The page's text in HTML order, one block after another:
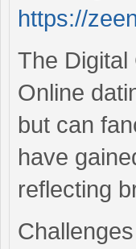
https://
The Digital
Online
but can
have
reflecting